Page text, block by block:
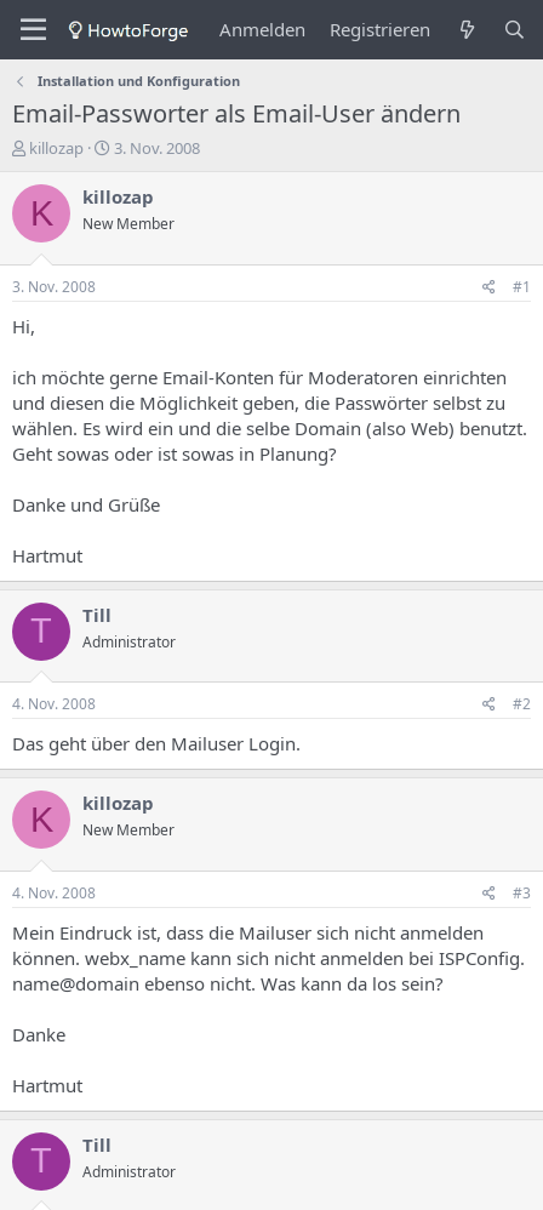
Anmelden Registrieren
Installation und Konfiguration
Email-Passworter als Email-User ändern
E
s
e
l
e
r
d
s
T
h
e
s
killozap
E
s
e
d
a
t
u
3. Nov. 2008
K killozap
New Member
3. Nov. 2008 #1
Hi,
ich möchte gerne Email-Konten für Moderatoren einrichten
und diesen die Möglichkeit geben, die Passwörter selbst zu
wählen. Es wird ein und die selbe Domain (also Web) benutzt.
Geht sowas oder ist sowas in Planung?
Danke und Grüße
Hartmut
T Till
Administrator
4. Nov. 2008 #2
Das geht über den Mailuser Login.
K killozap
New Member
4. Nov. 2008 #3
Mein Eindruck ist, dass die Mailuser sich nicht anmelden
können. webx_name kann sich nicht anmelden bei ISPConfig.
name@domain ebenso nicht. Was kann da los sein?
Danke
Hartmut
T Till
Administrator